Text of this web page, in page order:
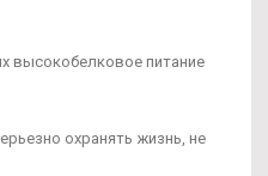
высокобелковое питание
охранять жизнь, не